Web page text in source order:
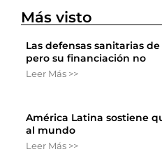
Más visto
Las defensas sanitarias
pero su financiación no
Leer Más >>
América Latina sostiene
al mundo
Leer Más >>